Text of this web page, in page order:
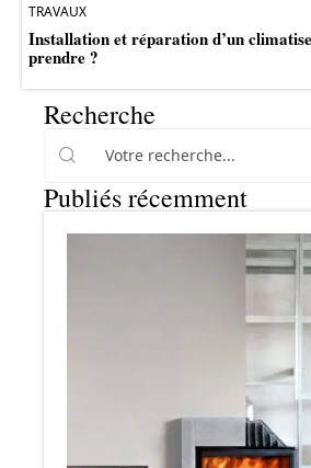
TRAVAUX
Installation et réparation d’un
prendre ?
Recherche
Publiés récemment